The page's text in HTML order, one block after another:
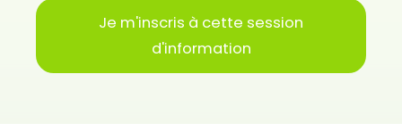
Je m'inscris à cette session
d'information